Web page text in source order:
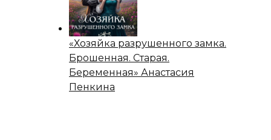
«Хозяйка разрушенного замка.
Брошенная. Старая.
Беременная» Анастасия
Пенкина